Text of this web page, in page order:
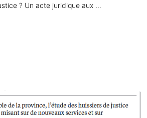
? Un acte juridique aux …